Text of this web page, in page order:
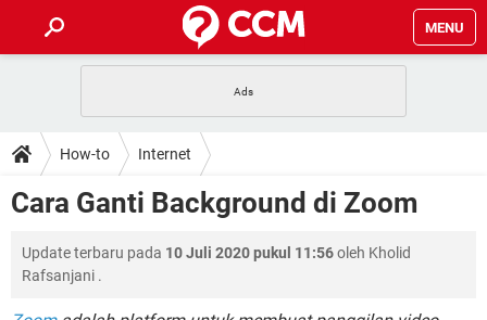
MENU
APLIKASI NONTON FILM & SERI
BUAT AKUN TIKTOK APLIKASI VIDEO-CALL
HOW-TO
SAFE MODE ANDROID
KODE RAHASIA NETFLIX
DOWNLOAD
TEWAS HOLDEM UNTUK IPHONE
FORUM
How-to Internet
Cara Ganti Background di Zoom
Update terbaru pada 10 Juli 2020 pukul 11:56oleh Kholid
Rafsanjani .